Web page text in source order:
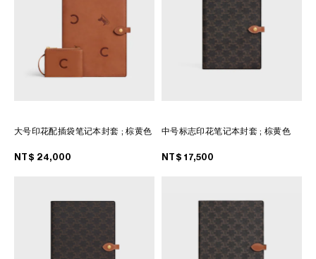
大号印花配插袋笔记本封套 ; 棕黄色
NT$ 24,000
中号标志印花笔记本封套; 棕黄色
NT$ 17,500
澳門特別行政區
香港特別行政區
台灣地區
菲律賓